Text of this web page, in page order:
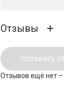
Отзывы
Оставить
Отзывов ещё нет